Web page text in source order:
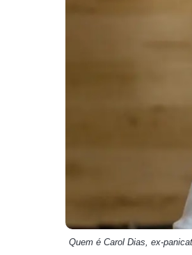
Quem é Carol Dias, ex-